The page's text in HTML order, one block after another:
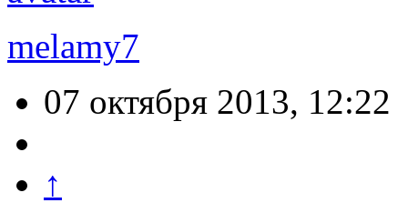
melamy7
07 октября 2013, 12:22
↑